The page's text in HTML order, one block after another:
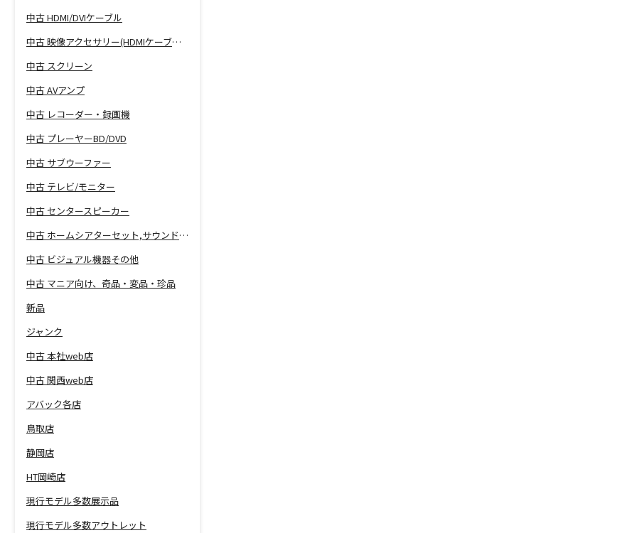
中古 HDMI/DVIケーブル
中古 映像アクセサリー(HDMIケーブル等)
中古 スクリーン
中古 AVアンプ
中古 レコーダー・録画機
中古 プレーヤーBD/DVD
中古 サブウーファー
中古 テレビ/モニター
中古 センタースピーカー
中古 ホームシアターセット,サウンドバー
中古 ビジュアル機器その他
中古 マニア向け、奇品・変品・珍品
新品
ジャンク
中古 本社web店
中古 関西web店
アバック各店
鳥取店
静岡店
HT岡崎店
現行モデル多数展示品
現行モデル多数アウトレット